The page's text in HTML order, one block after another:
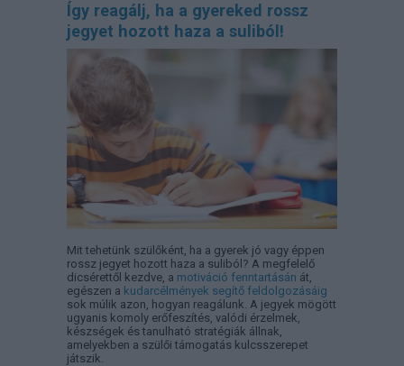
Így reagálj, ha a gyereked rossz
jegyet hozott haza a suliból!
Mit tehetünk szülőként, ha a gyerek jó vagy éppen
rossz jegyet hozott haza a suliból? A megfelelő
dicsérettől kezdve, a motiváció fenntartásán át,
egészen a kudarcélmények segítő feldolgozásáig
sok múlik azon, hogyan reagálunk. A jegyek mögött
ugyanis komoly erőfeszítés, valódi érzelmek,
készségek és tanulható stratégiák állnak,
amelyekben a szülői támogatás kulcsszerepet
játszik.